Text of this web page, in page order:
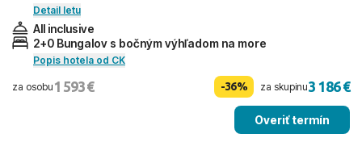
Detail letu
All inclusive
2+0 Bungalov s bočným výhľadom na more
Popis hotela od CK
za osobu 1 593 € -36% za skupinu3 186 €
Overiť termín